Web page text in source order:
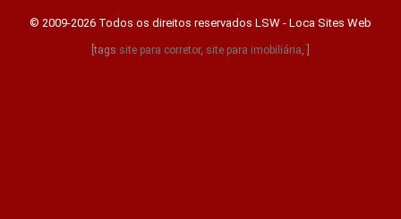
© 2009-2026 Todos os direitos reservados LSW - Loca Sites Web
[tags site para corretor, site para imobiliária, ]